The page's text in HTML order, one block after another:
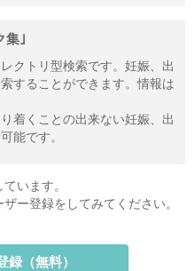
集｣
クトリ型検索です。妊娠、出
することができます。情報は
着くことの出来ない妊娠、出
能です。
います。
ー登録をしてみてください。
録（無料）